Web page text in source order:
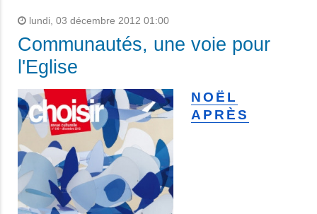
lundi, 03 décembre 2012 01:00
Communautés, une voie pour
l'Eglise
NOËL
APRÈS